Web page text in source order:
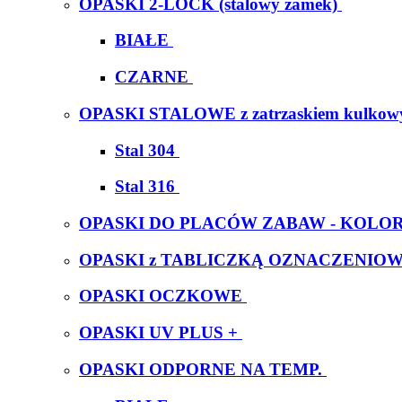
BIAŁE
CZARNE
OPASKI STALOWE z zatrzaskiem
Stal 304
Stal 316
OPASKI DO PLACÓW ZABAW -
OPASKI z TABLICZKĄ
OPASKI OCZKOWE
OPASKI UV PLUS +
OPASKI ODPORNE NA TEMP.